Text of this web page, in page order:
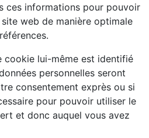
ces informations pour pouvoir
web de manière optimale
cookie lui-même est identifié
personnelles seront
consentement exprès ou si
pour pouvoir utiliser le
et donc auquel vous avez